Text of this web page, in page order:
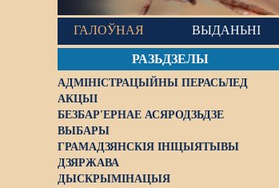
ГАЛОЎНАЯ ВЫДАНЬНІ
РАЗЬДЗЕЛЫ
АДМІНІСТРАЦЫЙНЫ ПЕРАСЬЛЕД
АКЦЫІ
БЕЗБАР'ЕРНАЕ АСЯРОДЗЬДЗЕ
ВЫБАРЫ
ГРАМАДЗЯНСКІЯ ІНІЦЫЯТЫВЫ
ДЗЯРЖАВА
ДЫСКРЫМІНАЦЫЯ